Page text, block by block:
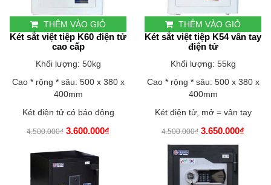
THÊM VÀO GIỎ
Két sắt việt tiệp K60 điện tử
cao cấp
Khối lượng: 50kg
Cao * rộng * sâu: 500 x 380 x
400mm
Két điện tử có báo động
4.500.000₫ 3.600.000₫
THÊM VÀO GIỎ
Két sắt việt tiệp K54 vân tay
điện tử
Khối lượng: 55kg
Cao * rộng * sâu: 500 x 380 x
400mm
Két điện tử, mở = vân tay
4.500.000₫ 3.650.000₫